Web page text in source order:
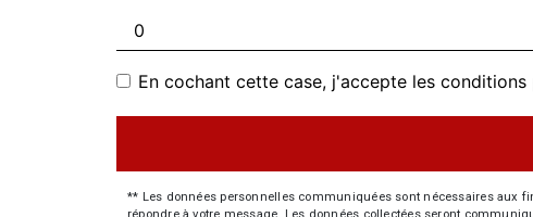
En cochant cette case, j'accepte les
** Les données personnelles communiquées sont nécessaires aux